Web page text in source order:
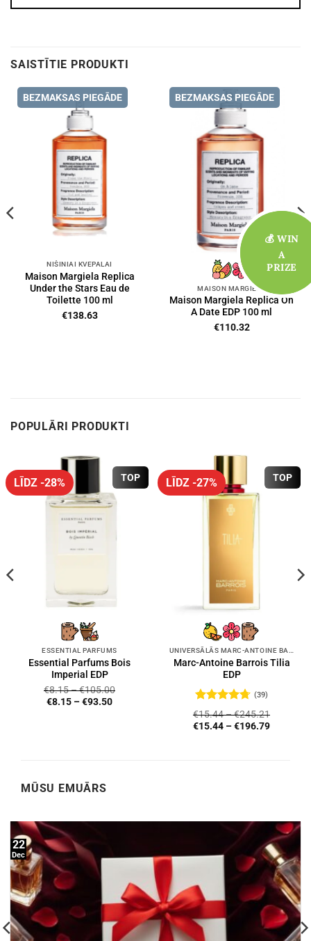
SAISTĪTIE PRODUKTI
BEZMAKSAS PIEGĀDE
NIŠINIAI KVEPALAI
Maison Margiela Replica
Under the Stars Eau de
Toilette 100 ml
€138.63
BEZMAKSAS PIEGĀDE
MAISON MARGIELA
Maison Margiela Replica On
A Date EDP 100 ml
€110.32
POPULĀRI PRODUKTI
TOP
LĪDZ -28%
ESSENTIAL PARFUMS
Essential Parfums Bois
Imperial EDP
€8.15–€105.00
€8.15 –€93.50
TOP
LĪDZ -27%
UNIVERSĀLĀS MARC-ANTOINE BARROIS SMARŽAS
Marc-Antoine Barrois Tilia
EDP
Novērtēts
ar4.72
no
5
(39)
€15.44–€245.21
€15.44 –€196.79
MŪSU EMUĀRS
22
Dec
💰 WIN
A
PRIZE
💰 WIN
A
PRIZE